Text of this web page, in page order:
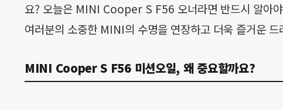
요? 오늘은 MINI Cooper S F56 오너라면 반드시 알아
여러분의 소중한 MINI의 수명을 연장하고 더욱 즐거운
MINI Cooper S F56 미션오일, 왜 중요할까요?